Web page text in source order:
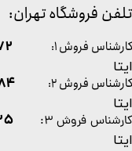
کارشناس فروش ۳:
ایتا
تلفن فروشگاه تهران:
کارشناس فروش ۱:
ایتا
کارشناس فروش ۲:
ایتا